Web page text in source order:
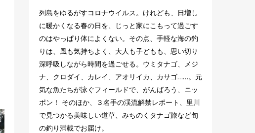
列島をゆるがすコロナウイルス。けれども、日増し
に暖かくなる春の日を、じっと家にこもって過ごす
のはやっぱり体によくない。その点、手軽な海の釣
りは、風も気持ちよく、大人も子どもも、思い切り
深呼吸しながら時間を過ごせる。ウミタナゴ、メジ
ナ、クロダイ、カレイ、アオリイカ、カサゴ……。元
気な魚たちが泳ぐフィールドで、がんばろう、ニッ
ポン！ そのほか、３名手の渓流解禁レポート、里川
で見つかる美味しい道草、みちのくタナゴ旅など旬
の釣り満載でお届け。